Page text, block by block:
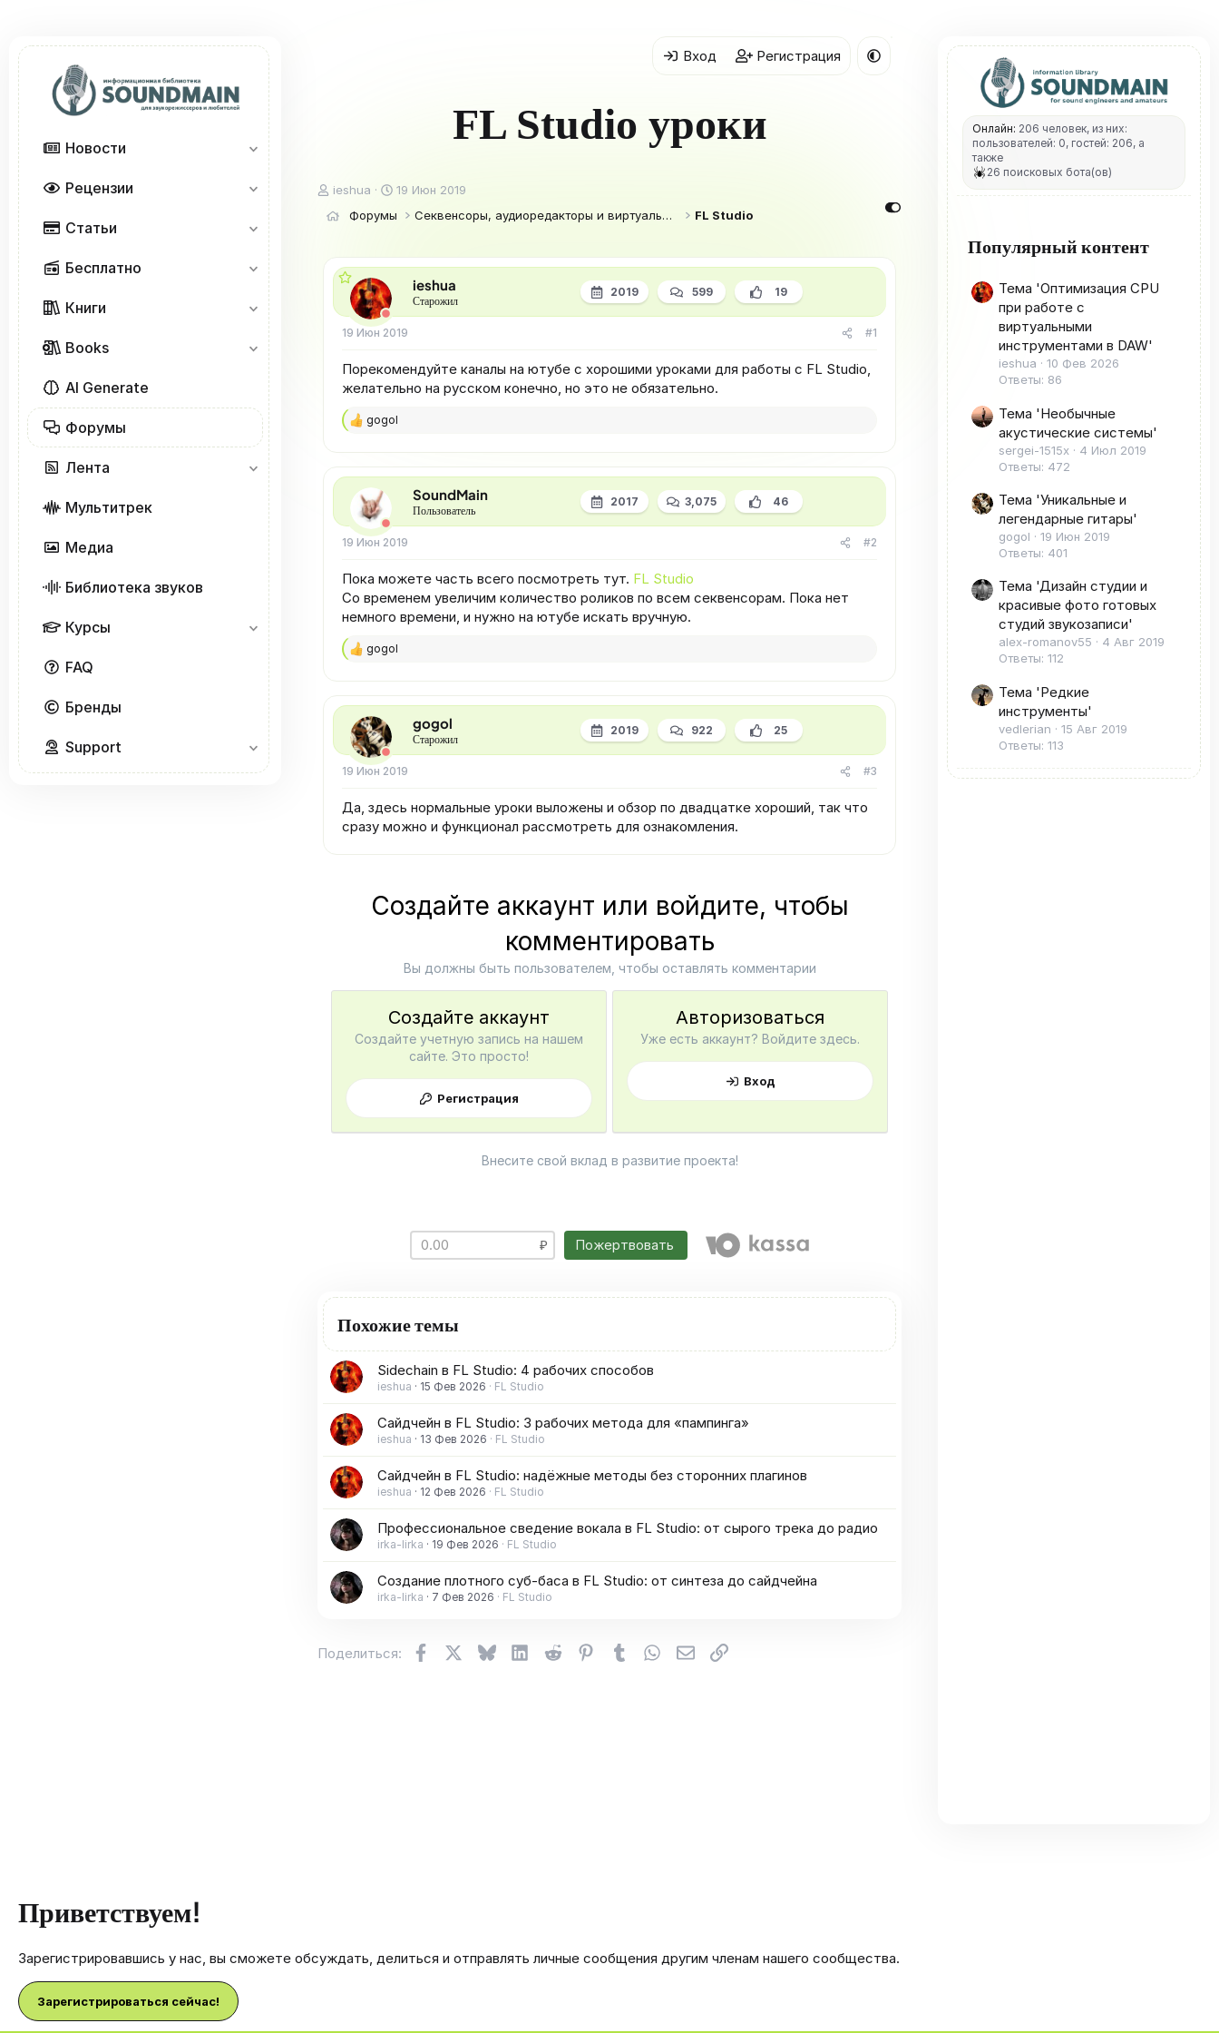
Новости
Рецензии
Статьи
Бесплатно
Книги
Books
AI Generate
Форумы
Лента
Мультитрек
Медиа
Библиотека звуков
Курсы
FAQ
Бренды
Support
Вход Регистрация
FL Studio уроки
А
т
т
м
ы
ieshua
Д
т
а
л
а
19 Июн 2019
Форумы
Секвенсоры, аудиоредакторы и виртуальные студии FL Studio
ieshua
Старожил
2019 599 19
19 Июн 2019 #1
Порекомендуйте каналы на ютубе с хорошими уроками для работы с FL Studio,
желательно на русском конечно, но это не обязательно.
Р
а
к
и
и
:
gogol
SoundMain
Пользователь
2017 3,075 46
19 Июн 2019 #2
Пока можете часть всего посмотреть тут. FL Studio
Со временем увеличим количество роликов по всем секвенсорам. Пока нет
немного времени, и нужно на ютубе искать вручную.
Р
а
к
и
и
:
gogol
gogol
Старожил
2019 922 25
19 Июн 2019 #3
Да, здесь нормальные уроки выложены и обзор по двадцатке хороший, так что
сразу можно и функционал рассмотреть для ознакомления.
Создайте аккаунт или войдите, чтобы
комментировать
Вы должны быть пользователем, чтобы оставлять комментарии
Создайте аккаунт
Создайте учетную запись на нашем
сайте. Это просто!
Регистрация
Авторизоваться
Уже есть аккаунт? Войдите здесь.
Вход
Внесите свой вклад в развитие проекта!
Пожертвовать
Похожие темы
Sidechain в FL Studio: 4 рабочих способов
ieshua 15 Фев 2026 FL Studio
Сайдчейн в FL Studio: 3 рабочих метода для «пампинга»
ieshua 13 Фев 2026 FL Studio
Сайдчейн в FL Studio: надёжные методы без сторонних плагинов
ieshua 12 Фев 2026 FL Studio
Профессиональное сведение вокала в FL Studio: от сырого трека до радио
irka-lirka 19 Фев 2026 FL Studio
Создание плотного суб-баса в FL Studio: от синтеза до сайдчейна
irka-lirka 7 Фев 2026 FL Studio
Поделиться: FacebookX (Twitter)
BlueskyLinkedIn
Reddit Pinterest
Tumblr WhatsApp
Электронная почта
Ссылка
Онлайн: 206 человек, из них:
пользователей: 0, гостей: 206, а
также
26 поисковых бота(ов)
Популярный контент
Тема 'Оптимизация CPU
при работе с
виртуальными
инструментами в DAW'
ieshua
10 Фев 2026
Ответы: 86
Тема 'Необычные
акустические системы'
sergei-1515x
4 Июл 2019
Ответы: 472
Тема 'Уникальные и
легендарные гитары'
gogol
19 Июн 2019
Ответы: 401
Тема 'Дизайн студии и
красивые фото готовых
студий звукозаписи'
alex-romanov55
4 Авг 2019
Ответы: 112
Тема 'Редкие
инструменты'
vedlerian
15 Авг 2019
Ответы: 113
Приветствуем!
Зарегистрировавшись у нас, вы сможете обсуждать, делиться и отправлять личные сообщения другим членам нашего сообщества.
Зарегистрироваться сейчас!